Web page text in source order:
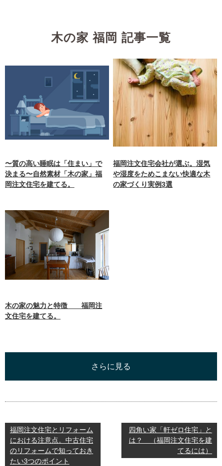
木の家 福岡 記事一覧
〜質の高い睡眠は「住まい」で
決まる〜自然素材「木の家」福
岡注文住宅を建てる。
福岡注文住宅会社が選ぶ。湿気
や湿度をためこまない快適な木
の家づくり実例3選
木の家の魅力と特徴 福岡注
文住宅を建てる。
さらに見る
福岡注文住宅とリフォーム
における注意点。中古住宅
のリフォームで知っておき
たい3つのポイント
四角い家「軒ゼロ住宅」と
は？ （福岡注文住宅を建
てるには）